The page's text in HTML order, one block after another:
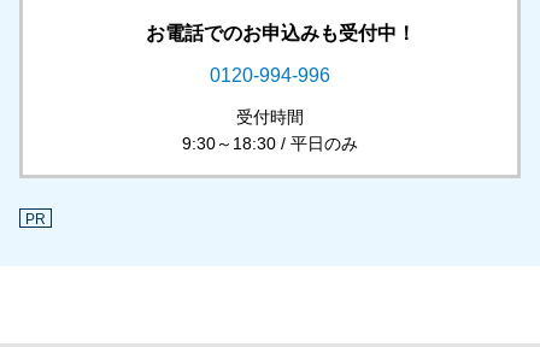
お電話でのお申込みも受付中！
0120-994-996
受付時間
9:30～18:30 / 平日のみ
PR